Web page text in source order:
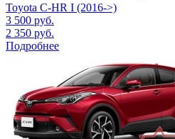
Toyota C-HR I (2016->)
3 500 руб.
2 350 руб.
Подробнее